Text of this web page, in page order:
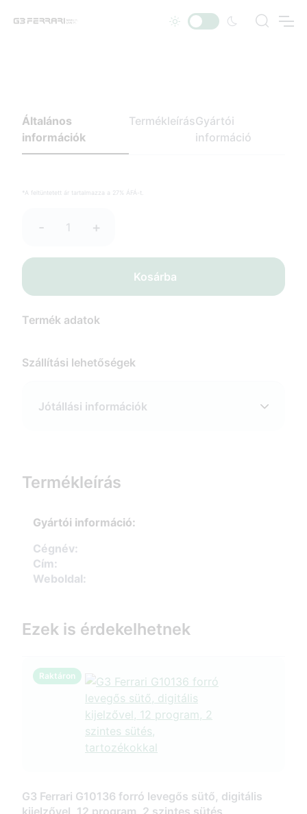
Általános
információk
TermékleírásGyártói
információ
*A feltüntetett ár tartalmazza a 27% ÁFÁ-t.
- +
Kosárba
Termék adatok
Szállítási lehetőségek
Jótállási információk
Termékleírás
Gyártói információ:
Cégnév:
Cím:
Weboldal:
Ezek is érdekelhetnek
Raktáron
G3 Ferrari G10136 forró levegős sütő, digitális